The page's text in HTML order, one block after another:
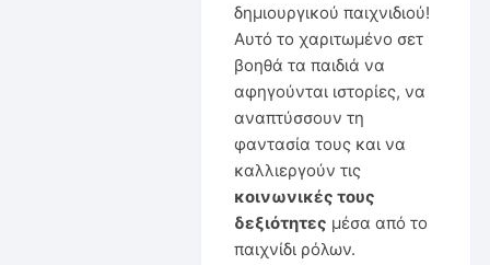
δημιουργικού παιχνιδιού!
Αυτό το χαριτωμένο σετ
βοηθά τα παιδιά να
αφηγούνται ιστορίες, να
αναπτύσσουν τη
φαντασία τους και να
καλλιεργούν τις
κοινωνικές τους
δεξιότητες μέσα από το
παιχνίδι ρόλων.